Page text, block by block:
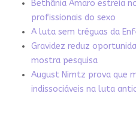
Bethânia Amaro estreia
profissionais do sexo
A luta sem tréguas da
Gravidez reduz
mostra pesquisa
August Nimtz prova que
indissociáveis na luta